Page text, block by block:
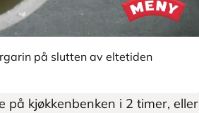
på slutten av eltetiden
på kjøkkenbenken i 2 timer, eller